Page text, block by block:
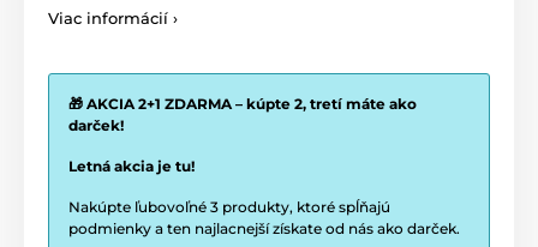
Viac informácií ›
🎁 AKCIA 2+1 ZDARMA – kúpte 2, tretí máte ako
darček!
Letná akcia je tu!
Nakúpte ľubovoľné 3 produkty, ktoré spĺňajú
podmienky a ten najlacnejší získate od nás ako darček.